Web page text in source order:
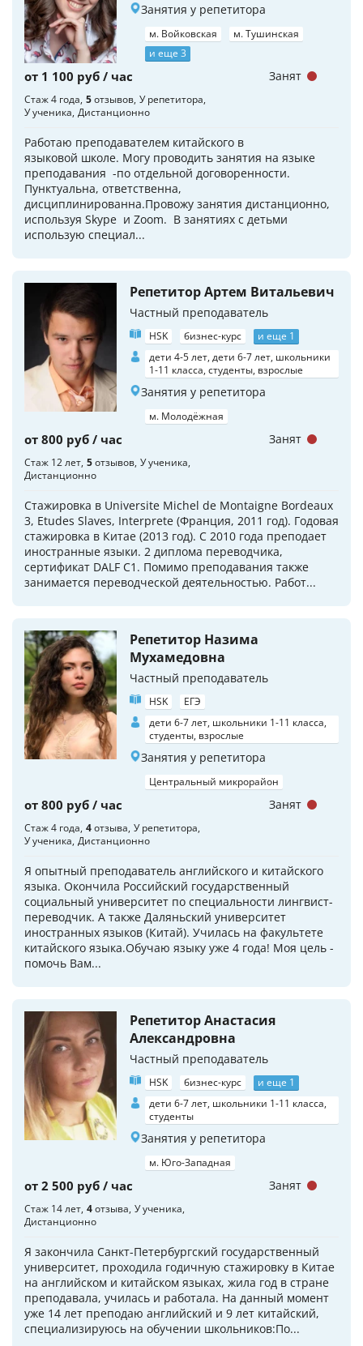
Занятия у репетитора
м. Войковская
м. Тушинская
и еще 3
от 1 100 руб / час
Стаж 4 года 5отзывов У репетитора
У ученика Дистанционно
Работаю преподавателем китайского в
языковой школе. Могу проводить занятия на языке
преподавания -по отдельной договоренности.
Пунктуальна, ответственна,
дисциплинированна.Провожу занятия дистанционно,
используя Skype и Zoom. В занятиях с детьми
использую специал...
Занят
Репетитор Артем Витальевич
Частный преподаватель
HSK бизнес-курс
и еще 1
дети 4-5 лет, дети 6-7 лет, школьники
1-11 класса, студенты, взрослые
Занятия у репетитора
м. Молодёжная
от 800 руб / час
Стаж 12 лет 5отзывов У ученика
Дистанционно
Стажировка в Universite Michel de Montaigne Bordeaux
3, Etudes Slaves, Interprete (Франция, 2011 год). Годовая
стажировка в Китае (2013 год). С 2010 года преподает
иностранные языки. 2 диплома переводчика,
сертификат DALF C1. Помимо преподавания также
занимается переводческой деятельностью. Работ...
Занят
Репетитор Назима
Мухамедовна
Частный преподаватель
HSK
ЕГЭ
дети 6-7 лет, школьники 1-11 класса,
студенты, взрослые
Занятия у репетитора
Центральный микрорайон
от 800 руб / час
Стаж 4 года 4отзыва У репетитора
У ученика Дистанционно
Я опытный преподаватель английского и китайского
языка. Окончила Российский государственный
социальный университет по специальности лингвист-
переводчик. А также Даляньский университет
иностранных языков (Китай). Училась на факультете
китайского языка.Обучаю языку уже 4 года! Моя цель -
помочь Вам...
Занят
Репетитор Анастасия
Александровна
Частный преподаватель
HSK бизнес-курс
и еще 1
дети 6-7 лет, школьники 1-11 класса,
студенты
Занятия у репетитора
м. Юго-Западная
от 2 500 руб / час
Стаж 14 лет 4отзыва У ученика
Дистанционно
Я закончила Санкт-Петербургский государственный
университет, проходила годичную стажировку в Китае
на английском и китайском языках, жила год в стране
преподавала, училась и работала. На данный момент
уже 14 лет преподаю английский и 9 лет китайский,
специализируюсь на обучении школьников:По...
Занят